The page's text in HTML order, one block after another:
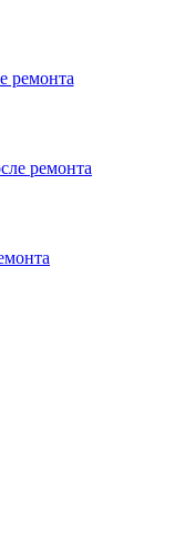
ремонта
ремонта